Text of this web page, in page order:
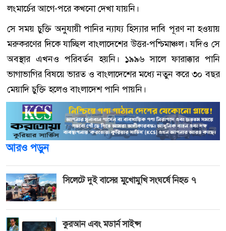
লংমার্চের আগে-পরে কখনো দেখা যায়নি।
সে সময় চুক্তি অনুযায়ী পানির ন্যায্য হিস্যার দাবি পূরণ না হওয়ায়
মরুকরণের দিকে যাচ্ছিল বাংলাদেশের উত্তর-পশ্চিমাঞ্চল। যদিও সে
অবস্থার এখনও পরিবর্তন হয়নি। ১৯৯৬ সালে ফারাক্কার পানি
ভাগাভাগির বিষয়ে ভারত ও বাংলাদেশের মধ্যে নতুন করে ৩০ বছর
মেয়াদি চুক্তি হলেও বাংলাদেশ পানি পায়নি।
আরও পড়ুন
সিলেটে দুই বাসের মুখোমুখি সংঘর্ষে নিহত ৭
কুরআন এবং মডার্ন সাইন্স